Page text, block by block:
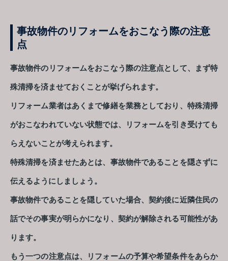
事故物件のリフォームをおこなう際の注意
点
事故物件のリフォームをおこなう際の注意点として、まず特
殊清掃を済ませておくことが挙げられます。
リフォーム業者はあくまで修繕を業務としており、特殊清掃
がおこなわれていない状態では、リフォームを引き受けても
らえないことが考えられます。
特殊清掃を済ませたあとは、事故物件であることを隠さずに
伝えるようにしましょう。
事故物件であることを隠していた場合、契約後に近隣住民の
話でその事実が明らかになり、契約が解除される可能性があ
ります。
もう一つの注意点は、リフォームの予算や希望条件をあらか